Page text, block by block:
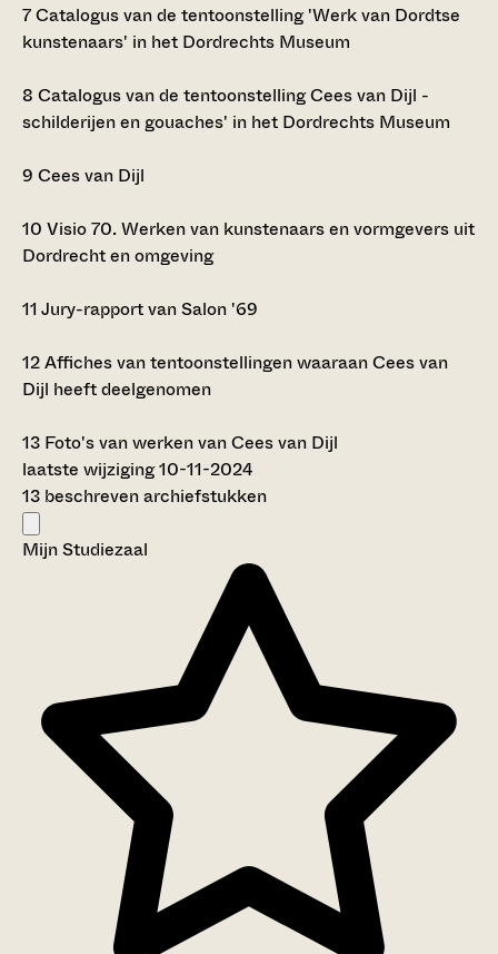
7Catalogus van de tentoonstelling 'Werk van Dordtse
kunstenaars' in het Dordrechts Museum
8 Catalogus van de tentoonstelling Cees van Dijl -
schilderijen en gouaches' in het Dordrechts Museum
9 Cees van Dijl
10 Visio 70. Werken van kunstenaars en vormgevers uit
Dordrecht en omgeving
11 Jury-rapport van Salon '69
12Affiches van tentoonstellingen waaraan Cees van
Dijl heeft deelgenomen
13 Foto's van werken van Cees van Dijl
laatste wijziging 10-11-2024
13 beschreven archiefstukken
Mijn Studiezaal